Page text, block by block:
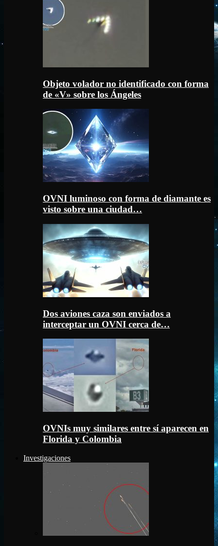
Objeto volador no identificado con forma
de «V» sobre los Ángeles
OVNI luminoso con forma de diamante es
visto sobre una ciudad…
Dos aviones caza son enviados a
interceptar un OVNI cerca de…
OVNIs muy similares entre sí aparecen en
Florida y Colombia
Investigaciones